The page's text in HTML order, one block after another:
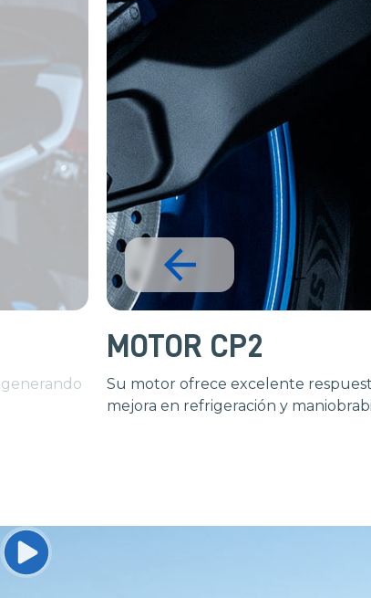
MOTOR CP2
Su motor ofrece excelente
mejora en refrigeración y